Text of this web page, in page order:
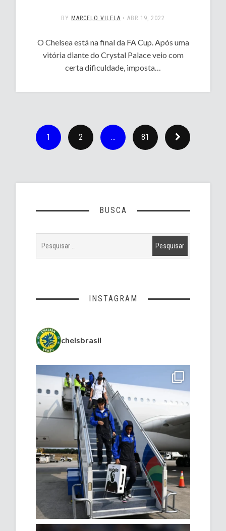
BY MARCELO VILELA • ABR 19, 2022
O Chelsea está na final da FA Cup. Após uma
vitória diante do Crystal Palace veio com
certa dificuldade, imposta…
1 2 … 81
BUSCA
INSTAGRAM
chelsbrasil